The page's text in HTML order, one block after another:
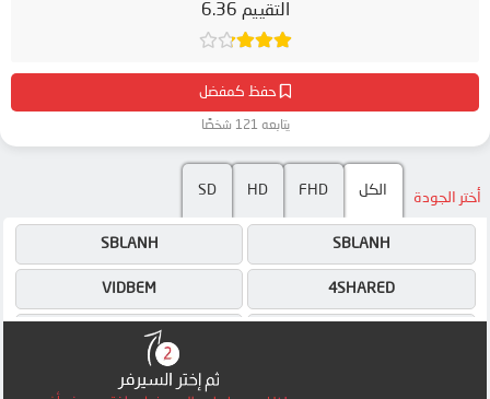
التقييم 6.36
حفظ كمفضل
يتابعه 121 شخصًا
أختر الجودة الكل FHD
HD
SD
SBLANH
SBLANH
4SHARED
VIDBEM
SBLANH
SBLANH